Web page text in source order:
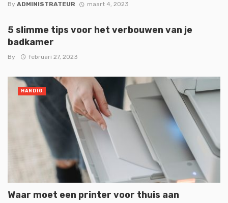
By ADMINISTRATEUR maart 4, 2023
5 slimme tips voor het verbouwen van je
badkamer
By februari 27, 2023
Waar moet een printer voor thuis aan
HANDIG